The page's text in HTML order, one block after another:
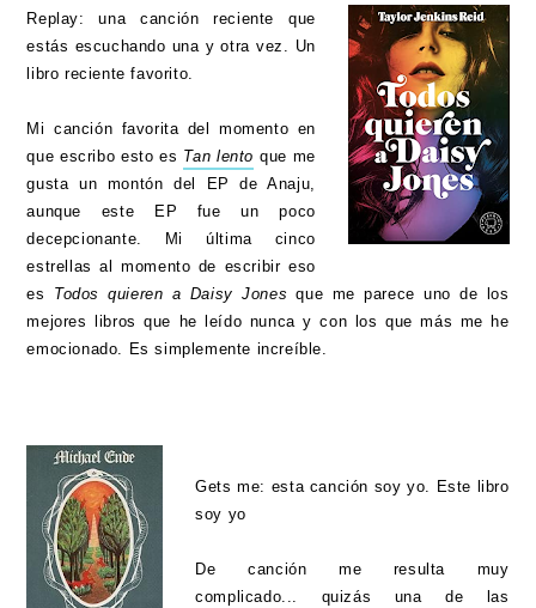
Replay: una canción reciente que
estás escuchando una y otra vez. Un
libro reciente favorito.
Mi canción favorita del momento en
que escribo esto es Tan lento que me
gusta un montón del EP de Anaju,
aunque este EP fue un poco
decepcionante. Mi última cinco
estrellas al momento de escribir eso
es Todos quieren a Daisy Jonesque me parece uno de los
mejores libros que he leído nunca y con los que más me he
emocionado. Es simplemente increíble.
Gets me: esta canción soy yo. Este libro
soy yo
De canción me resulta muy
complicado... quizás una de las